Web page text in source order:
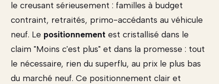
le creusant sérieusement : familles à budget
contraint, retraités, primo-accédants au véhicule
neuf. Le positionnement est cristallisé dans le
claim "Moins c'est plus" et dans la promesse : tout
le nécessaire, rien du superflu, au prix le plus bas
du marché neuf. Ce positionnement clair et